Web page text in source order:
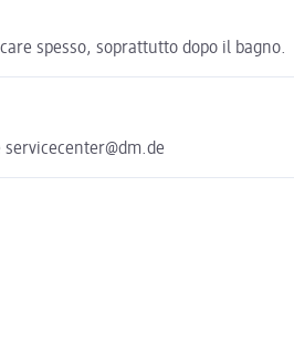
spesso, soprattutto dopo il bagno.